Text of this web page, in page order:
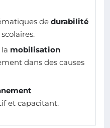
de durabilité
mobilisation
dans des causes
et capacitant.